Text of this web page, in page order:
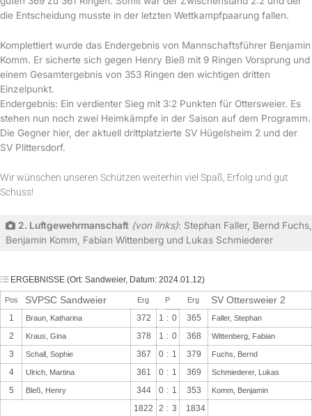
die Entscheidung musste in der letzten Wettkampfpaarung fallen.
Komplettiert wurde das Endergebnis von Mannschaftsführer Benjamin
Komm. Er sicherte sich gegen Henry Bieß mit 9 Ringen Vorsprung und
einem Gesamtergebnis von 353 Ringen den wichtigen dritten
Einzelpunkt.
Endergebnis: Ein verdienter Sieg mit 3:2 Punkten für Ottersweier. Es
stehen nun noch zwei Heimkämpfe in der Saison auf dem Programm.
Die Gegner hier, der aktuell drittplatzierte SV Hügelsheim 2 und der
SV Plittersdorf.
Wir wünschen unseren Schützen weiterhin viel Spaß, Erfolg und gut
Schuss!
2. Luftgewehrmanschaft (von links): Stephan Faller, Bernd Fuchs,
Benjamin Komm, Fabian Wittenberg und Lukas Schmiederer
ERGEBNISSE (Ort: Sandweier, Datum: 2024.01.12)
Pos SVPSC Sandweier Erg P Erg SV Ottersweier 2
1 Braun, Katharina 372 1 : 0 365 Faller, Stephan
2 Kraus, Gina 378 1 : 0 368 Wittenberg, Fabian
3 Schall, Sophie 367 0 : 1 379 Fuchs, Bernd
4 Ulrich, Martina 361 0 : 1 369 Schmiederer, Lukas
5 Bleß, Henry 344 0 : 1 353 Komm, Benjamin
1822 2 : 3 1834